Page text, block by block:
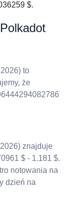
$.
to
że
znajduje
$ - 1.181 $.
notowania na
dzień na